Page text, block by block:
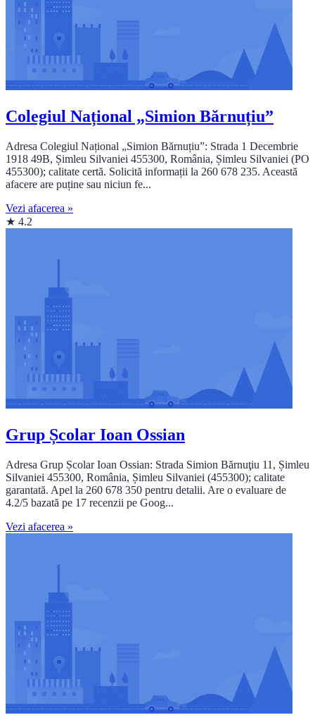
Colegiul Național „Simion Bărnuțiu”
Adresa Colegiul Național „Simion Bărnuțiu”: Strada 1 Decembrie
1918 49B, Șimleu Silvaniei 455300, România, Șimleu Silvaniei (PO
455300); calitate certă. Solicită informații la 260 678 235. Această
afacere are puține sau niciun fe...
Vezi afacerea »
★ 4.2
Grup Școlar Ioan Ossian
Adresa Grup Școlar Ioan Ossian: Strada Simion Bărnuţiu 11, Șimleu
Silvaniei 455300, România, Șimleu Silvaniei (455300); calitate
garantată. Apel la 260 678 350 pentru detalii. Are o evaluare de
4.2/5 bazată pe 17 recenzii pe Goog...
Vezi afacerea »